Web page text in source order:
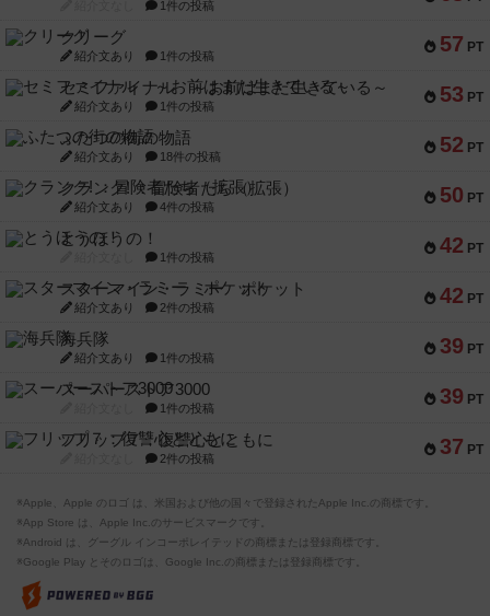
1件の投稿
57 PT
クリーグ
紹介文あり 1件の投稿
53 PT
セミファイナル ～お前はまだ生きている～
紹介文あり 1件の投稿
52 PT
ふたつの街の物語
紹介文あり 18件の投稿
50 PT
クランク! ：冒険者たち（拡張）
紹介文あり 4件の投稿
42 PT
とうほうの！
1件の投稿
42 PT
スターマイン・ラミー ポケット
紹介文あり 2件の投稿
39 PT
海兵隊
紹介文あり 1件の投稿
39 PT
スーパーストア3000
1件の投稿
37 PT
フリップ７：復讐心とともに
2件の投稿
※Apple、Apple のロゴ は、米国および他の国々で登録されたApple Inc.の商標です。
※App Store は、Apple Inc.のサービスマークです。
※Android は、グーグル インコーポレイテッドの商標または登録商標です。
※Google Play とそのロゴは、Google Inc.の商標または登録商標です。